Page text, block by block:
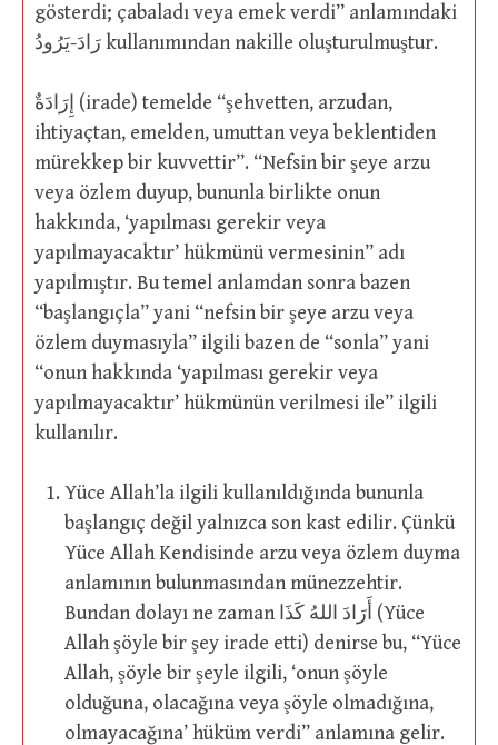
gösterdi; çabaladı veya emek verdi” anlamındaki
رَادَ-يَرُودُ kullanımından nakille oluşturulmuştur.
إِرَادَةٌ (irade) temelde “şehvetten, arzudan,
ihtiyaçtan, emelden, umuttan veya beklentiden
mürekkep bir kuvvettir”. “Nefsin bir şeye arzu
veya özlem duyup, bununla birlikte onun
hakkında, ‘yapılması gerekir veya
yapılmayacaktır’ hükmünü vermesinin” adı
yapılmıştır. Bu temel anlamdan sonra bazen
“başlangıçla” yani “nefsin bir şeye arzu veya
özlem duymasıyla” ilgili bazen de “sonla” yani
“onun hakkında ‘yapılması gerekir veya
yapılmayacaktır’ hükmünün verilmesi ile” ilgili
kullanılır.
Yüce Allah’la ilgili kullanıldığında bununla
başlangıç değil yalnızca son kast edilir. Çünkü
Yüce Allah Kendisinde arzu veya özlem duyma
anlamının bulunmasından münezzehtir.
Bundan dolayı ne zaman أَرَادَ اللهُ كَذَا (Yüce
Allah şöyle bir şey irade etti) denirse bu, “Yüce
Allah, şöyle bir şeyle ilgili, ‘onun şöyle
olduğuna, olacağına veya şöyle olmadığına,
olmayacağına’ hüküm verdi” anlamına gelir.